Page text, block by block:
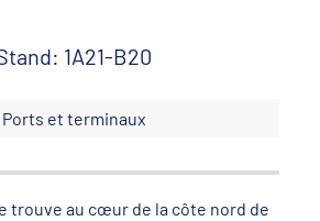
1A21-B20
Ports et terminaux
trouve au cœur de la côte nord de